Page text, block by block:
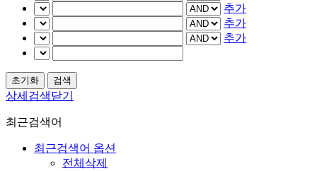
추가
추가
추가
상세검색닫기
최근검색어
최근검색어 옵션
전체삭제